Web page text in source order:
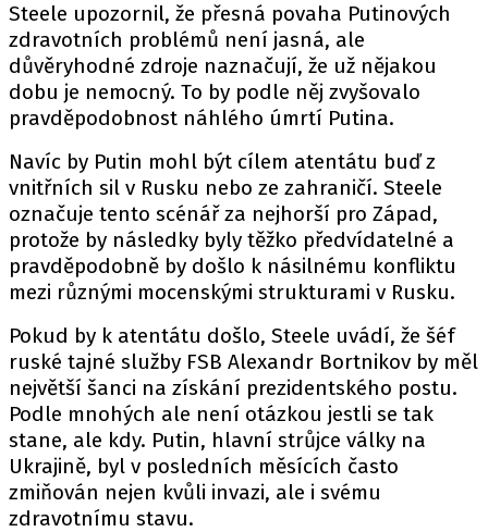
Steele upozornil, že přesná povaha Putinových
zdravotních problémů není jasná, ale
důvěryhodné zdroje naznačují, že už nějakou
dobu je nemocný. To by podle něj zvyšovalo
pravděpodobnost náhlého úmrtí Putina.
Navíc by Putin mohl být cílem atentátu buď z
vnitřních sil v Rusku nebo ze zahraničí. Steele
označuje tento scénář za nejhorší pro Západ,
protože by následky byly těžko předvídatelné a
pravděpodobně by došlo k násilnému konfliktu
mezi různými mocenskými strukturami v Rusku.
Pokud by k atentátu došlo, Steele uvádí, že šéf
ruské tajné služby FSB Alexandr Bortnikov by měl
největší šanci na získání prezidentského postu.
Podle mnohých ale není otázkou jestli se tak
stane, ale kdy. Putin, hlavní strůjce války na
Ukrajině, byl v posledních měsících často
zmiňován nejen kvůli invazi, ale i svému
zdravotnímu stavu.